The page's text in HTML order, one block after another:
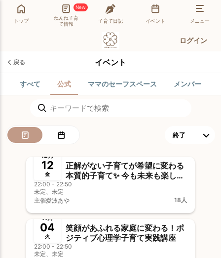
トップ
New
ねんね子育
て情報
子育て日記 イベント メニュー
ログイン
戻る イベント
すべて 公式 ママのセーフスペース メンバー
12月
12
金
正解がない子育てが希望に変わる
本質的子育て✨ 今も未来も楽しむ
ために新年からできる３つのこと
22:00 - 22:50
未定、未定
主催愛波あや 18人
終了
11月
04
火
笑顔があふれる家庭に変わる！ポ
ジティブ心理学子育て実践講座
22:00 - 22:50
未定、未定